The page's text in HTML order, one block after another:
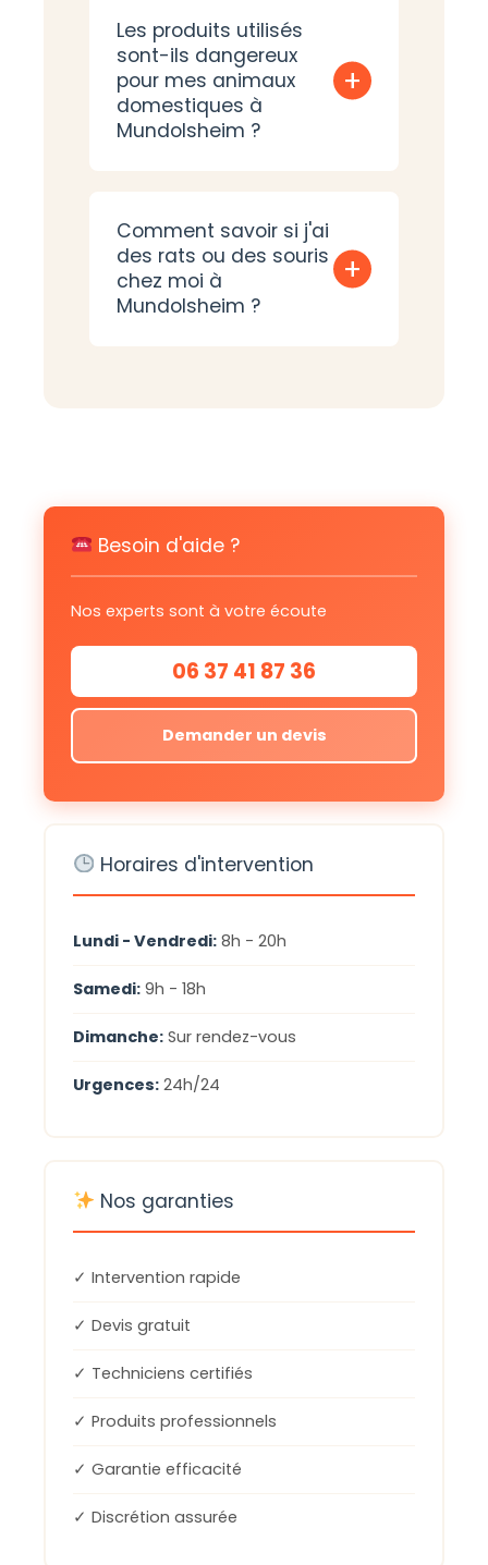
Les produits utilisés
sont-ils dangereux
pour mes animaux
domestiques à
Mundolsheim ?
+
Comment savoir si j'ai
des rats ou des souris
chez moi à
Mundolsheim ?
+
Besoin d'aide ?
Nos experts sont à votre écoute
06 37 41 87 36
Demander un devis
Horaires d'intervention
Lundi - Vendredi: 8h - 20h
Samedi: 9h - 18h
Dimanche: Sur rendez-vous
Urgences: 24h/24
Nos garanties
✓ Intervention rapide
✓ Devis gratuit
✓ Techniciens certifiés
✓ Produits professionnels
✓ Garantie efficacité
✓ Discrétion assurée